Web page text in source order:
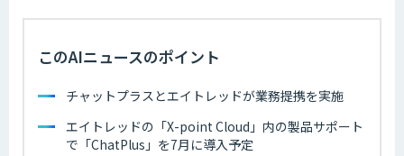
このAIニュースのポイント
チャットプラスとエイトレッドが業務提携を実施
エイトレッドの「X-point Cloud」内の製品サポート
で「ChatPlus」を7月に導入予定